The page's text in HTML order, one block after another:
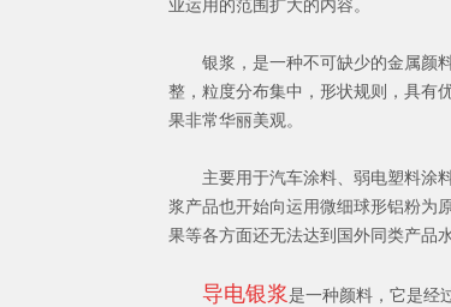
业运用的范围扩大的内容。
银浆，是一种不可缺少的金属颜料
整，粒度分布集中，形状规则，具有
果非常华丽美观。
主要用于汽车涂料、弱电塑料涂料
浆产品也开始向运用微细球形铝粉为
果等各方面还无法达到国外同类产品水
导电银浆是一种颜料，它是经